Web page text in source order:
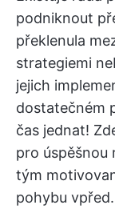
podniknout
překlenula
strategiemi
jejich
dostatečném
čas jednat!
pro úspěšnou
tým
pohybu vpřed.